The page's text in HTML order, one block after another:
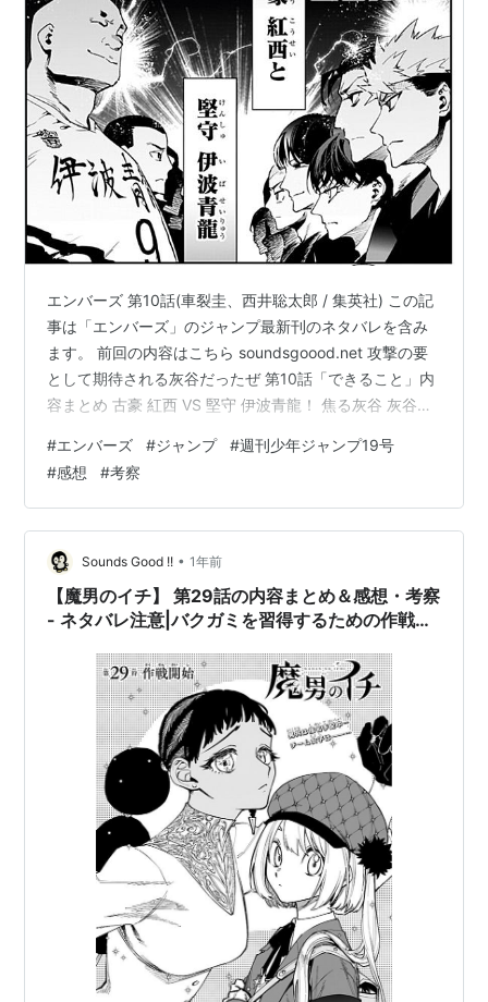
エンバーズ 第10話(車裂圭、西井聡太郎 / 集英社) この記
事は「エンバーズ」のジャンプ最新刊のネタバレを含み
ます。 前回の内容はこちら soundsgoood.net 攻撃の要
として期待される灰谷だったぜ 第10話「できること」内
容まとめ 古豪 紅西 VS 堅守 伊波青龍！ 焦る灰谷 灰谷に
主将すぎる 灰谷完全復活か？ 第10話「できること」内容
まとめ 古豪 紅西 VS 堅守 伊波青龍！ まさかの1対0で負
けている状況の紅西。 その原因は灰谷にあった。 灰谷は
自分が攻撃の要だと思い、攻撃に参加してしまっている
ため、守備がガラ空きになって…
#エンバーズ #ジャンプ #週刊少年ジャンプ19号
#感想 #考察
Sounds Good !! • 1年前
【魔男のイチ】 第29話の内容まとめ＆感想・考察
- ネタバレ注意|バクガミを習得するための作戦が